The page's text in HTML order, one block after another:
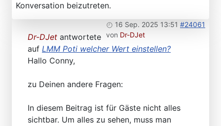
Konversation beizutreten.
16 Sep. 2025 13:51 #24061
von Dr-DJet
Dr-DJet antwortete
auf LMM Poti welcher Wert einstellen?
Hallo Conny,
zu Deinen andere Fragen:
In diesem Beitrag ist für Gäste nicht alles
sichtbar. Um alles zu sehen, muss man